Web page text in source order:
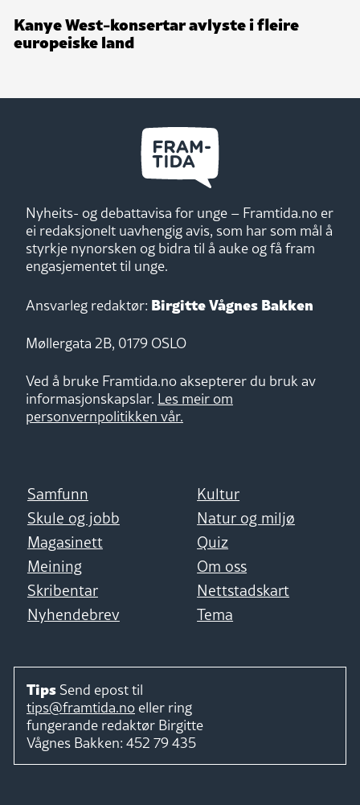
Kanye West-konsertar avlyste i fleire
europeiske land
Nyheits- og debattavisa for unge – Framtida.no er
ei redaksjonelt uavhengig avis, som har som mål å
styrkje nynorsken og bidra til å auke og få fram
engasjementet til unge.
Ansvarleg redaktør: Birgitte Vågnes Bakken
Møllergata 2B, 0179 OSLO
Ved å bruke Framtida.no aksepterer du bruk av
informasjonskapslar. Les meir om
personvernpolitikken vår.
Samfunn
Kultur
Skule og jobb
Natur og miljø
Magasinett
Quiz
Meining
Om oss
Skribentar
Nettstadskart
Nyhendebrev
Tema
Tips Send epost til
tips@framtida.no eller ring
fungerande redaktør Birgitte
Vågnes Bakken: 452 79 435